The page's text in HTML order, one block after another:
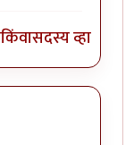
किंवासदस्य व्हा